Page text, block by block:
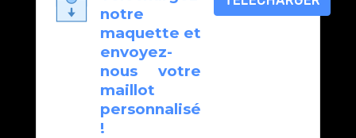
notre
maquette et
envoyez-
nous votre
maillot
personnalisé
!